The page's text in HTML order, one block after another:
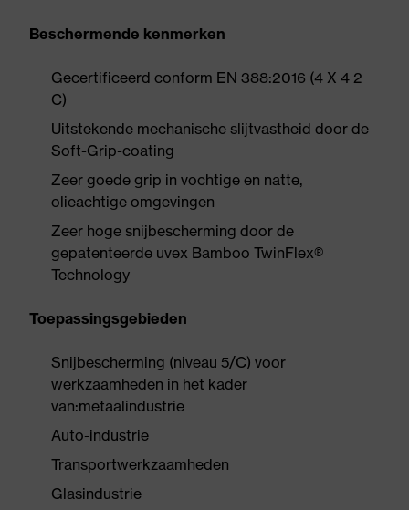
Beschermende kenmerken
Gecertificeerd conform EN 388:2016 (4 X 4 2
C)
Uitstekende mechanische slijtvastheid door de
Soft-Grip-coating
Zeer goede grip in vochtige en natte,
olieachtige omgevingen
Zeer hoge snijbescherming door de
gepatenteerde uvex Bamboo TwinFlex®
Technology
Toepassingsgebieden
Snijbescherming (niveau 5/C) voor
werkzaamheden in het kader
van:metaalindustrie
Auto-industrie
Transportwerkzaamheden
Glasindustrie